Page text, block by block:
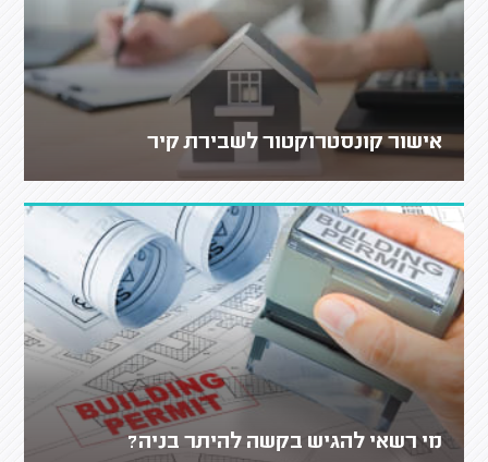
אישור קונסטרוקטור לשבירת קיר
מי רשאי להגיש בקשה להיתר בניה?